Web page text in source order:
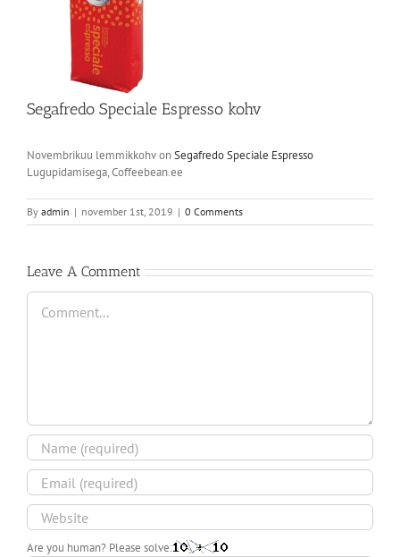
Segafredo Speciale Espresso kohv
Novembrikuu lemmikkohv onSegafredo Speciale Espresso
Lugupidamisega, Coffeebean.ee
By admin | november 1st, 2019 | 0 Comments
Leave A Comment
Comment
Are you human? Please solve: